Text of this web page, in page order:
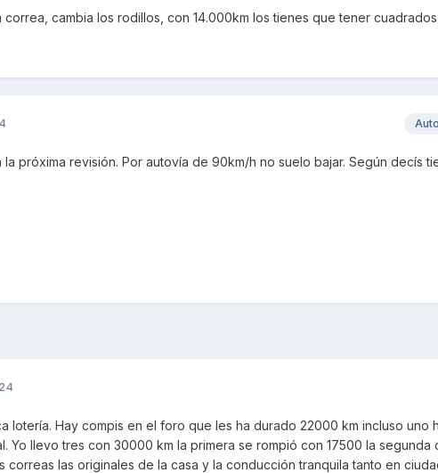
cambia los rodillos, con 14.000km los tienes que tener cuadrados
la próxima revisión. Por autovía de 90km/h no suelo bajar. Según decís
lotería. Hay compis en el foro que les ha durado 22000 km incluso uno
Yo llevo tres con 30000 km la primera se rompió con 17500 la segunda
correas las originales de la casa y la conducción tranquila tanto en